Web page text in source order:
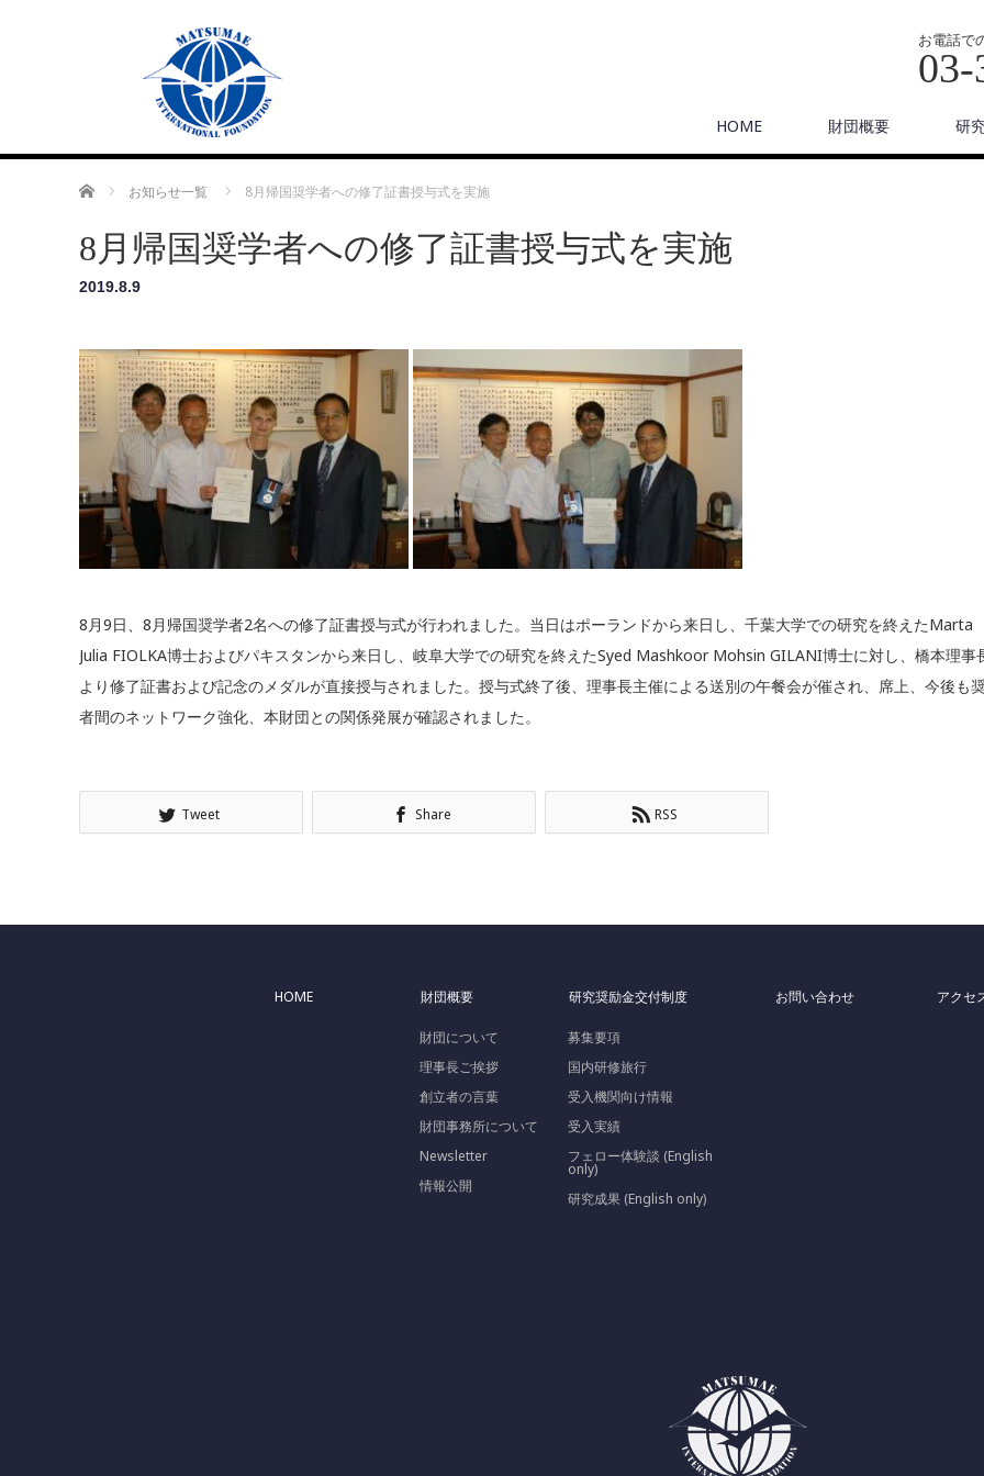
お電話で
03-
HOME 財団概要 研
Home お知らせ一覧 8月帰国奨学者への修了証書授与式を実施
8月帰国奨学者への修了証書授与式を実施
2019.8.9
8月9日、8月帰国奨学者2名への修了証書授与式が行われました。当日はポーランドから来日し、千葉大学での研究を終えたMarta
Julia FIOLKA博士およびパキスタンから来日し、岐阜大学での研究を終えたSyed Mashkoor Mohsin GILANI博士に対し、橋本理事
より修了証書および記念のメダルが直接授与されました。授与式終了後、理事長主催による送別の午餐会が催され、席上、今後も
者間のネットワーク強化、本財団との関係発展が確認されました。
Tweet Share RSS
HOME 財団概要
財団について
理事長ご挨拶
創立者の言葉
財団事務所について
Newsletter
情報公開
研究奨励金交付制度
募集要項
国内研修旅行
受入機関向け情報
受入実績
フェロー体験談 (English
only)
研究成果 (English only)
お問い合わせ アクセ